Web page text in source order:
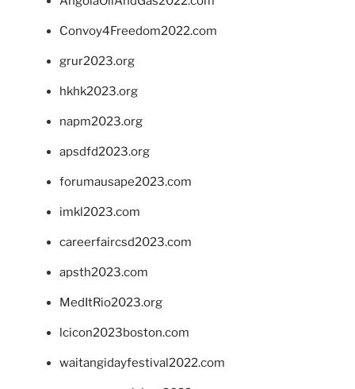
Convoy4Freedom2022.com
grur2023.org
hkhk2023.org
napm2023.org
apsdfd2023.org
forumausape2023.com
imkl2023.com
careerfaircsd2023.com
apsth2023.com
MedItRio2023.org
lcicon2023boston.com
waitangidayfestival2022.com